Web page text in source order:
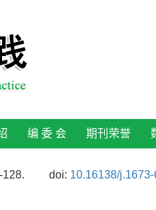
编 委 会 期刊荣誉
128. doi: 10.16138/